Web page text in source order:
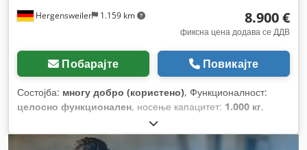
Hergensweiler 1.159 km 8.900 €
фиксна цена додава се ДДВ
Побарајте Повикајте
Состојба: многу добро (користено), Функционалност:
целосно функционален, носење капацитет: 1.000 кг,